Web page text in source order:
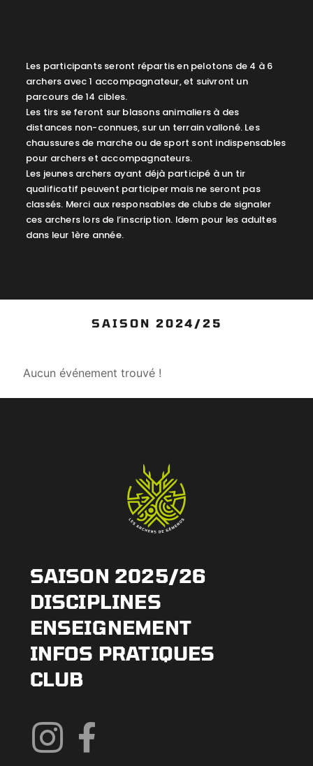
Les participants seront répartis en pelotons de 4 à 6
archers avec 1 accompagnateur, et suivront un
parcours de 14 cibles.
Les tirs se feront sur blasons animaliers à des
distances non-connues, sur un terrain valloné. Les
chaussures de marche ou de sport sont indispensables
pour archers et accompagnateurs.
Les jeunes archers ayant déjà participé à un tir
qualificatif peuvent participer mais ne seront pas
classés. Merci aux responsables de clubs de signaler
ces archers lors de l’inscription. Idem pour les adultes
dans leur 1ère année.
SAISON 2024/25
Aucun événement trouvé !
SAISON 2025/26
DISCIPLINES
ENSEIGNEMENT
INFOS PRATIQUES
CLUB